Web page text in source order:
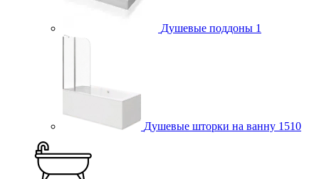
Душевые поддоны 1
Душевые шторки на ванну 1510